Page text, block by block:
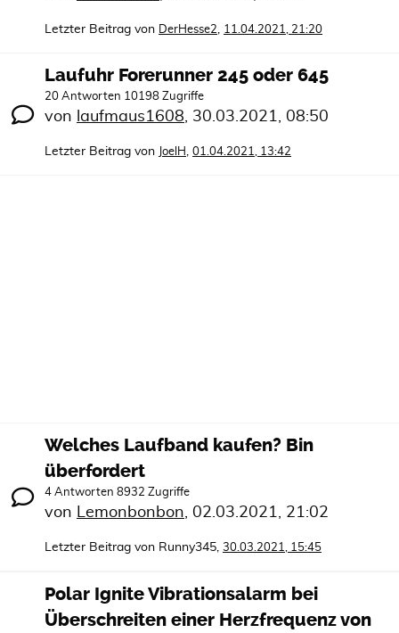
Letzter Beitrag von DerHesse2 11.04.2021, 21:20
Laufuhr Forerunner 245 oder 645
20 Antworten 10198 Zugriffe
von laufmaus1608 30.03.2021, 08:50
Letzter Beitrag von JoelH 01.04.2021, 13:42
Welches Laufband kaufen? Bin
überfordert
4 Antworten 8932 Zugriffe
von Lemonbonbon 02.03.2021, 21:02
Letzter Beitrag von Runny345 30.03.2021, 15:45
Polar Ignite Vibrationsalarm bei
Überschreiten einer Herzfrequenz von